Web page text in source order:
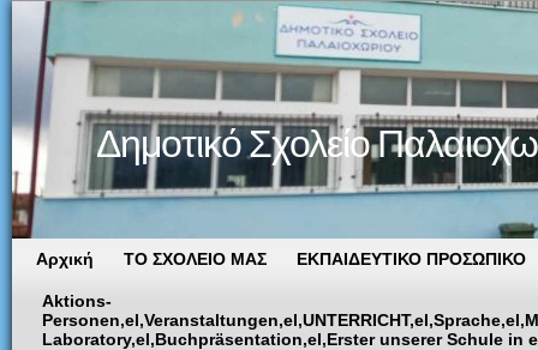
Δημοτικό Σχολείο
Αρχική ΤΟ ΣΧΟΛΕΙΟ ΜΑΣ ΕΚΠΑΙΔΕΥΤΙΚΟ ΠΡΟΣΩΠΙΚΟ
Aktions-
Laboratory,el,Buchpräsentation,el,Erster unserer Schule in